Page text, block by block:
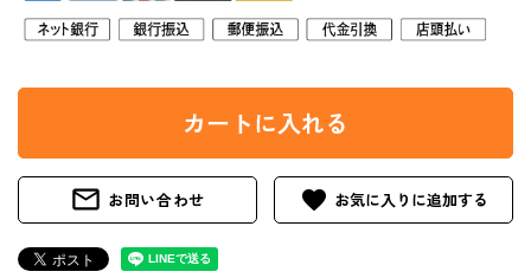
カートに入れる
mail_outline お問い合わせ favorite